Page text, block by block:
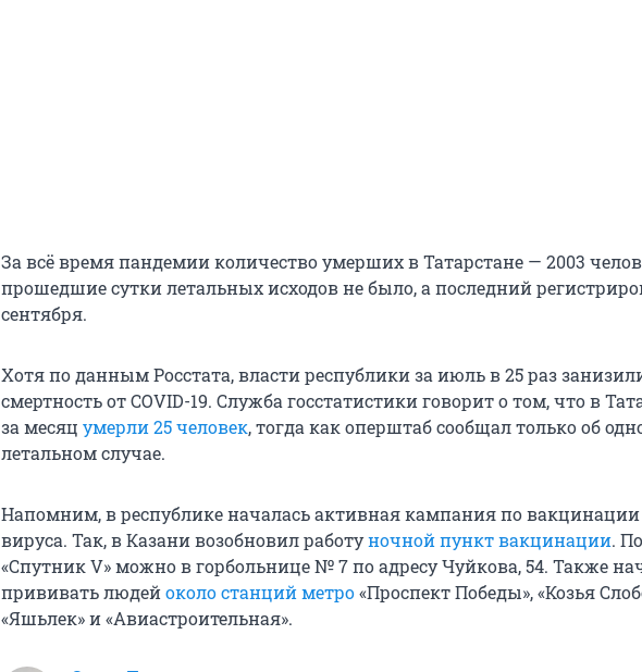
За всё время пандемии количество умерших в Татарстане — 2003
прошедшие сутки летальных исходов не было, а последний
сентября.
Хотя по данным Росстата, власти республики за июль в 25 раз
смертность от COVID-19. Служба госстатистики говорит о том, что в
за месяц умерли 25 человек, тогда как оперштаб сообщал только об
летальном случае.
Напомним, в республике началась активная кампания по вакцинации
вируса. Так, в Казани возобновил работуночной пункт вакцинации.
«Спутник V» можно в горбольнице № 7 по адресу Чуйкова, 54. Также
прививать людейоколо станций метро«Проспект Победы», «Козья
«Яшьлек» и «Авиастроительная».